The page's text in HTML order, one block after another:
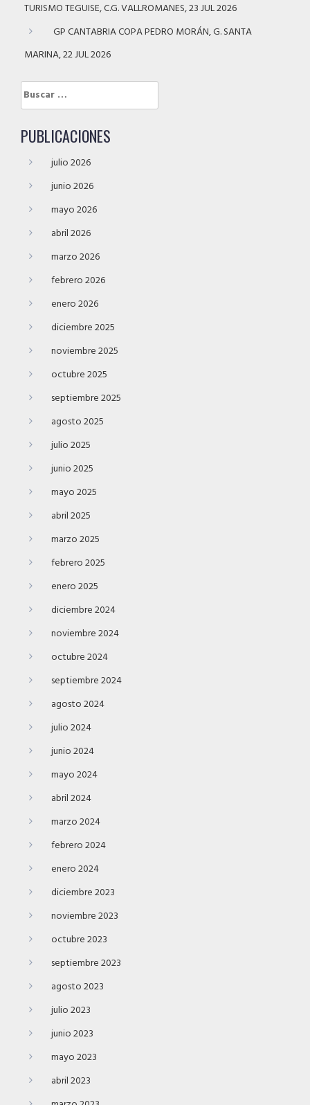
TURISMO TEGUISE, C.G. VALLROMANES, 23 JUL 2026
GP CANTABRIA COPA PEDRO MORÁN, G. SANTA
MARINA, 22 JUL 2026
Buscar:
PUBLICACIONES
julio 2026
junio 2026
mayo 2026
abril 2026
marzo 2026
febrero 2026
enero 2026
diciembre 2025
noviembre 2025
octubre 2025
septiembre 2025
agosto 2025
julio 2025
junio 2025
mayo 2025
abril 2025
marzo 2025
febrero 2025
enero 2025
diciembre 2024
noviembre 2024
octubre 2024
septiembre 2024
agosto 2024
julio 2024
junio 2024
mayo 2024
abril 2024
marzo 2024
febrero 2024
enero 2024
diciembre 2023
noviembre 2023
octubre 2023
septiembre 2023
agosto 2023
julio 2023
junio 2023
mayo 2023
abril 2023